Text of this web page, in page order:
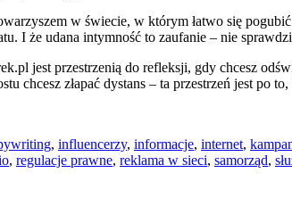
w świecie, w którym łatwo się
I że udana intymność to zaufanie – nie
jest przestrzenią do refleksji, gdy chcesz
chcesz złapać dystans – ta przestrzeń jest po
, influencerzy, informacje, internet,
, regulacje prawne, reklama w sieci, samorząd,